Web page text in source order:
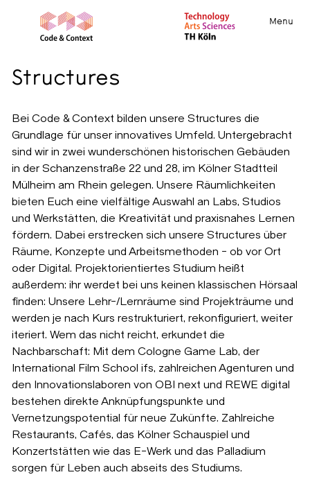
Menu
Structures
Bei Code & Context bilden unsere Structures die
Grundlage für unser innovatives Umfeld. Untergebracht
sind wir in zwei wunderschönen historischen Gebäuden
in der Schanzenstraße 22 und 28, im Kölner Stadtteil
Mülheim am Rhein gelegen. Unsere Räumlichkeiten
bieten Euch eine vielfältige Auswahl an Labs, Studios
und Werkstätten, die Kreativität und praxisnahes Lernen
fördern. Dabei erstrecken sich unsere Structures über
Räume, Konzepte und Arbeitsmethoden - ob vor Ort
oder Digital. Projektorientiertes Studium heißt
außerdem: ihr werdet bei uns keinen klassischen Hörsaal
finden: Unsere Lehr-/Lernräume sind Projekträume und
werden je nach Kurs restrukturiert, rekonfiguriert, weiter
iteriert. Wem das nicht reicht, erkundet die
Nachbarschaft: Mit dem Cologne Game Lab, der
International Film School ifs, zahlreichen Agenturen und
den Innovationslaboren von OBI next und REWE digital
bestehen direkte Anknüpfungspunkte und
Vernetzungspotential für neue Zukünfte. Zahlreiche
Restaurants, Cafés, das Kölner Schauspiel und
Konzertstätten wie das E-Werk und das Palladium
sorgen für Leben auch abseits des Studiums.